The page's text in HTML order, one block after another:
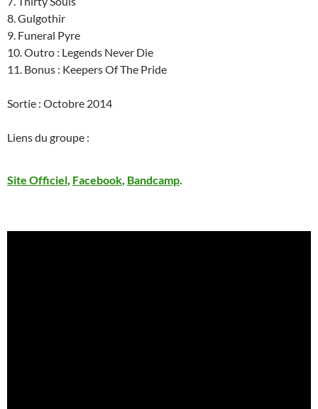
8. Gulgothir
9. Funeral Pyre
10. Outro : Legends Never Die
11. Bonus : Keepers Of The Pride
Sortie : Octobre 2014
Liens du groupe :
Site Officiel, Facebook, Bandcamp.